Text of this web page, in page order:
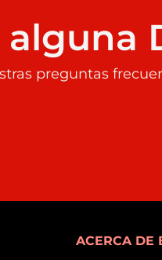
alguna
preguntas
ACERCA DE